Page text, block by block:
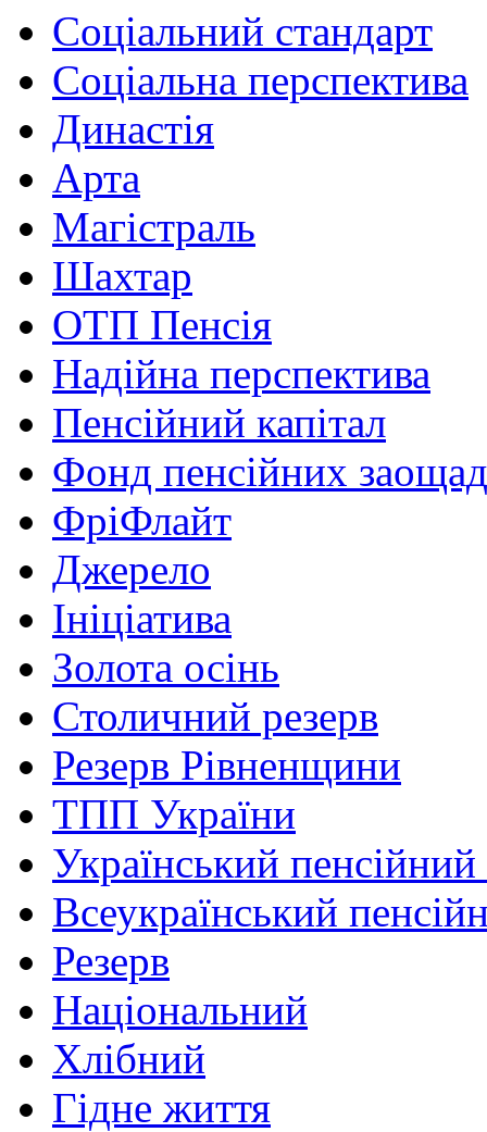
Соціальний стандарт
Соціальна перспектива
Династія
Арта
Магістраль
Шахтар
ОТП Пенсія
Надійна перспектива
Пенсійний капітал
Фонд пенсійних
ФріФлайт
Джерело
Ініціатива
Золота осінь
Столичний резерв
Резерв Рівненщини
ТПП України
Український
Всеукраїнський
Резерв
Національний
Хлібний
Гідне життя